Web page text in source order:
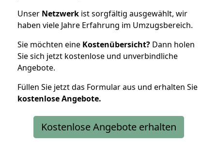
Unser Netzwerk ist sorgfältig ausgewählt, wir
haben viele Jahre Erfahrung im Umzugsbereich.
Sie möchten eine Kostenübersicht? Dann holen
Sie sich jetzt kostenlose und unverbindliche
Angebote.
Füllen Sie jetzt das Formular aus und erhalten Sie
kostenloseAngebote.
Kostenlose Angebote erhalten